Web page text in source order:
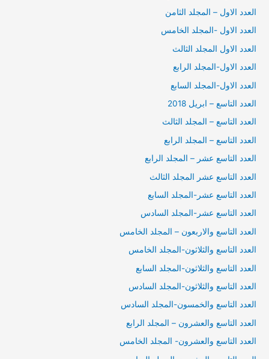
العدد الاول – المجلد الثامن
العدد الاول -المجلد الخامس
العدد الاول المجلد الثالث
العدد الاول-المجلد الرابع
العدد الاول-المجلد السابع
العدد التاسع – ابريل 2018
العدد التاسع – المجلد الثالث
العدد التاسع – المجلد الرابع
العدد التاسع عشر – المجلد الرابع
العدد التاسع عشر المجلد الثالث
العدد التاسع عشر-المجلد السابع
العدد التاسع عشر-المجلد السادس
العدد التاسع والاربعون – المجلد الخامس
العدد التاسع والثلاثون-المجلد الخامس
العدد التاسع والثلاثون-المجلد السابع
العدد التاسع والثلاثون-المجلد السادس
العدد التاسع والخمسون-المجلد السادس
العدد التاسع والعشرون – المجلد الرابع
العدد التاسع والعشرون- المجلد الخامس